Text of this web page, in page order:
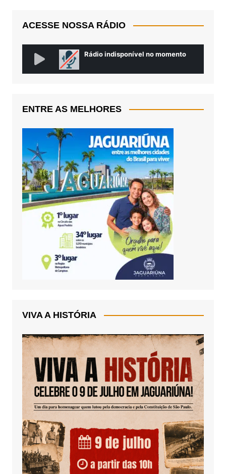
ACESSE NOSSA RÁDIO
ENTRE AS MELHORES
VIVA A HISTÓRIA